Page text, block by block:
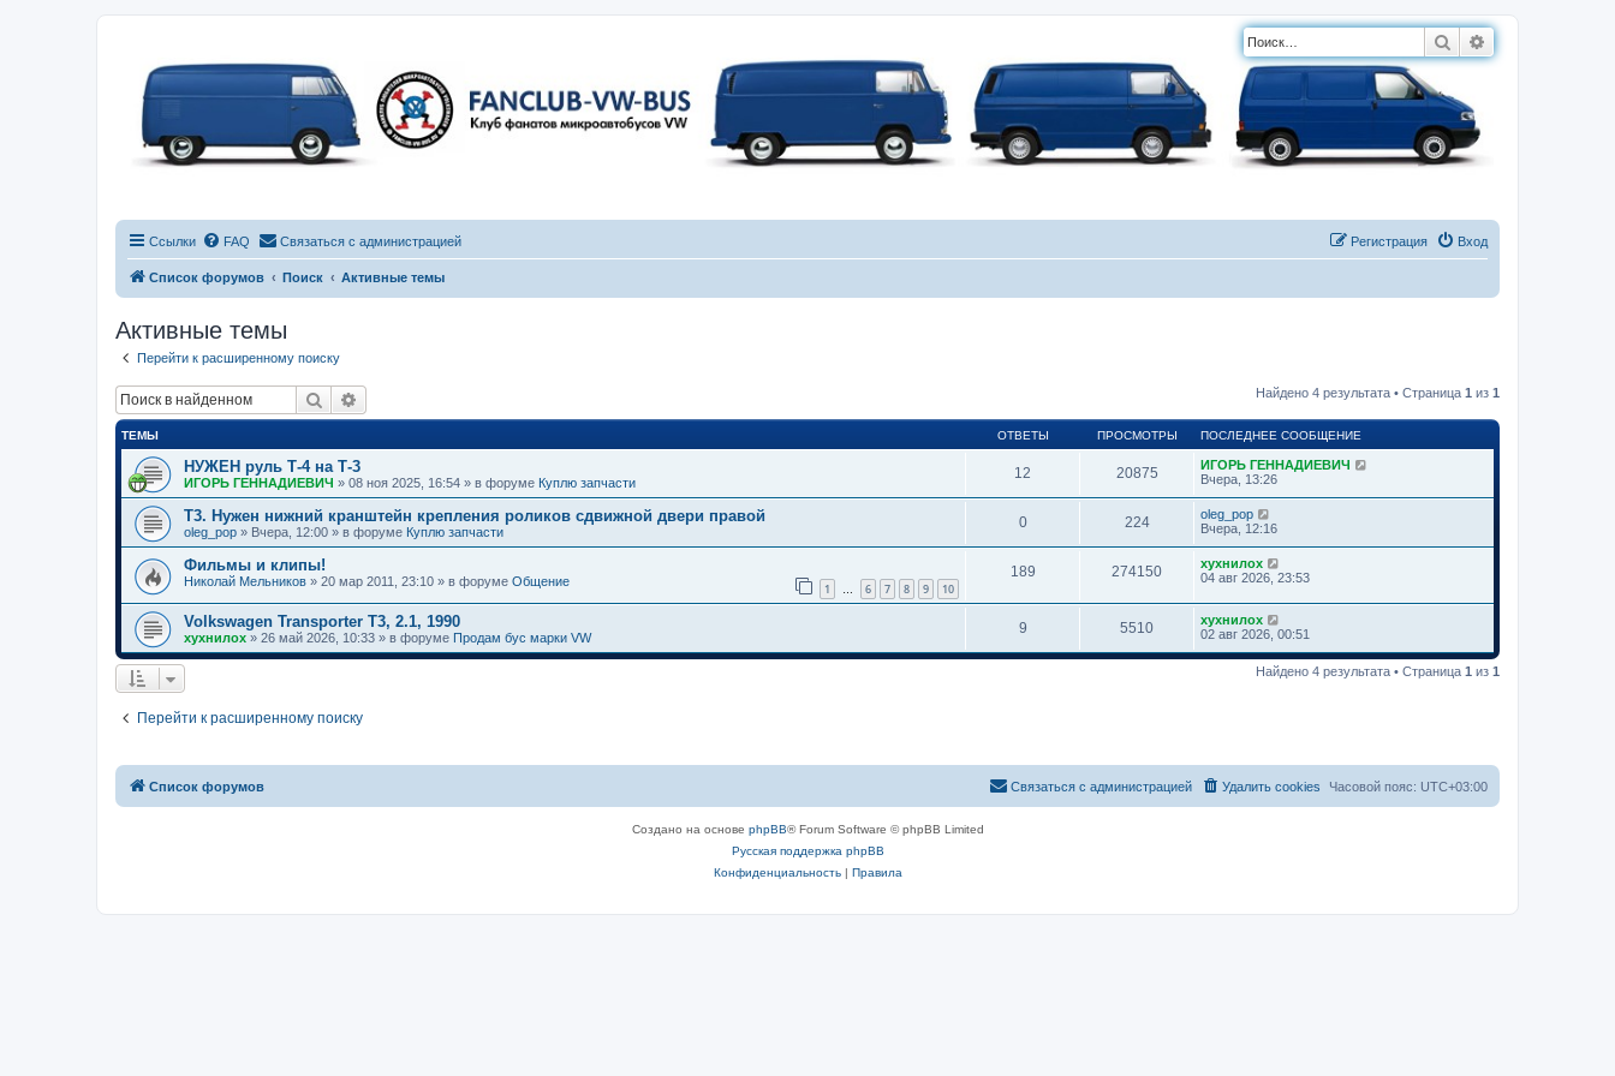
Поиск
Ссылки FAQ Связаться с администрацией Вход
Регистрация
Список форумов Поиск Активные темы
Активные темы
Перейти к расширенному поиску
Поиск Найдено 4 результата • Страница 1 из 1
ТЕМЫ ОТВЕТЫ ПРОСМОТРЫ ПОСЛЕДНЕЕ СООБЩЕНИЕ
НУЖЕН руль Т-4 на Т-3
ИГОРЬ ГЕННАДИЕВИЧ » 08 ноя 2025, 16:54 » в форуме Куплю запчасти
12 20875
ИГОРЬ ГЕННАДИЕВИЧ
Вчера, 13:26
Т3. Нужен нижний кранштейн крепления роликов сдвижной двери правой
oleg_pop » Вчера, 12:00 » в форуме Куплю запчасти
0 224
oleg_pop
Вчера, 12:16
Фильмы и клипы!
Николай Мельников » 20 мар 2011, 23:10 » в форуме Общение 1 … 6 7 8 9 10
189 274150
хухнилох
04 авг 2026, 23:53
Volkswagen Transporter T3, 2.1, 1990
хухнилох » 26 май 2026, 10:33 » в форуме Продам бус марки VW
9 5510
хухнилох
02 авг 2026, 00:51
Найдено 4 результата • Страница 1 из 1
Перейти к расширенному поиску
Список форумов Часовой пояс: UTC+03:00
Удалить cookies
Связаться с администрацией
Создано на основе phpBB® Forum Software © phpBB Limited
Русская поддержка phpBB
Конфиденциальность| Правила